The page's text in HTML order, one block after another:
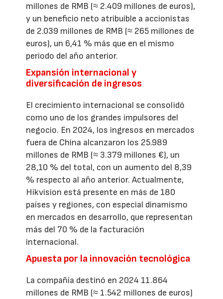
millones de RMB (≈ 2.409 millones de euros),
y un beneficio neto atribuible a accionistas
de 2.039 millones de RMB (≈ 265 millones de
euros), un 6,41 % más que en el mismo
periodo del año anterior.
Expansión internacional y
diversificación de ingresos
El crecimiento internacional se consolidó
como uno de los grandes impulsores del
negocio. En 2024, los ingresos en mercados
fuera de China alcanzaron los 25.989
millones de RMB (≈ 3.379 millones €), un
28,10 % del total, con un aumento del 8,39
% respecto al año anterior. Actualmente,
Hikvision está presente en más de 180
países y regiones, con especial dinamismo
en mercados en desarrollo, que representan
más del 70 % de la facturación
internacional.
Apuesta por la innovación tecnológica
La compañía destinó en 2024 11.864
millones de RMB (≈ 1.542 millones de euros)